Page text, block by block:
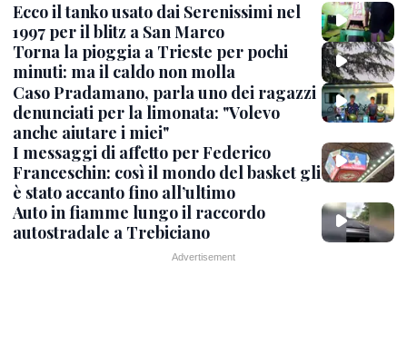
Ecco il tanko usato dai Serenissimi nel
1997 per il blitz a San Marco
Torna la pioggia a Trieste per pochi
minuti: ma il caldo non molla
Caso Pradamano, parla uno dei ragazzi
denunciati per la limonata: "Volevo
anche aiutare i miei"
I messaggi di affetto per Federico
Franceschin: così il mondo del basket gli
è stato accanto fino all’ultimo
Auto in fiamme lungo il raccordo
autostradale a Trebiciano